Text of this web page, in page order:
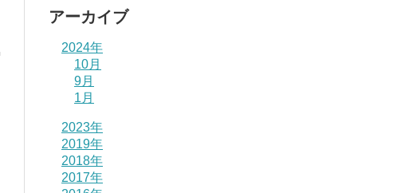
アーカイブ
2024年
10月
9月
1月
2023年
2019年
2018年
2017年